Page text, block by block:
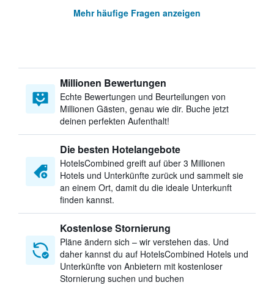
Mehr häufige Fragen anzeigen
Millionen Bewertungen
Echte Bewertungen und Beurteilungen von
Millionen Gästen, genau wie dir. Buche jetzt
deinen perfekten Aufenthalt!
Die besten Hotelangebote
HotelsCombined greift auf über 3 Millionen
Hotels und Unterkünfte zurück und sammelt sie
an einem Ort, damit du die ideale Unterkunft
finden kannst.
Kostenlose Stornierung
Pläne ändern sich – wir verstehen das. Und
daher kannst du auf HotelsCombined Hotels und
Unterkünfte von Anbietern mit kostenloser
Stornierung suchen und buchen